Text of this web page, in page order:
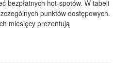
bezpłatnych hot-spotów. W tabeli
punktów dostępowych.
miesięcy prezentują